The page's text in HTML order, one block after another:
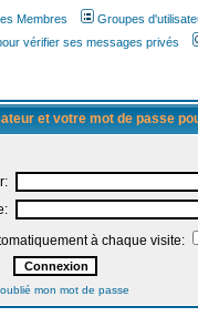
Membres Groupes
vérifier ses messages privés
et votre mot de passe
à chaque visite:
mon mot de passe